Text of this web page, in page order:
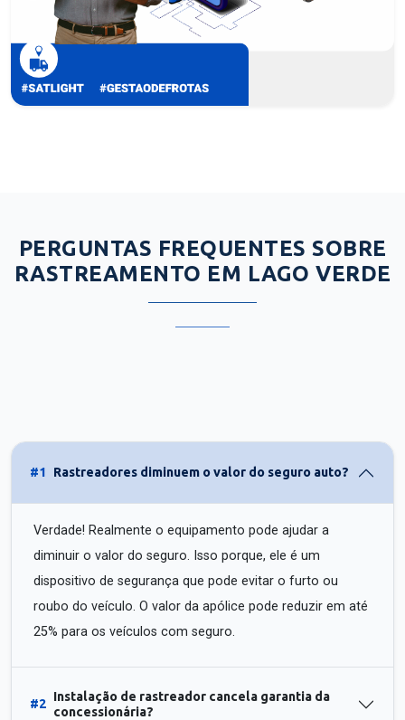
PERGUNTAS FREQUENTES SOBRE
RASTREAMENTO EM LAGO VERDE
#1 Rastreadores diminuem o valor do seguro auto?
Verdade! Realmente o equipamento pode ajudar a
diminuir o valor do seguro. Isso porque, ele é um
dispositivo de segurança que pode evitar o furto ou
roubo do veículo. O valor da apólice pode reduzir em até
25% para os veículos com seguro.
#2
Instalação de rastreador cancela garantia da
concessionária?